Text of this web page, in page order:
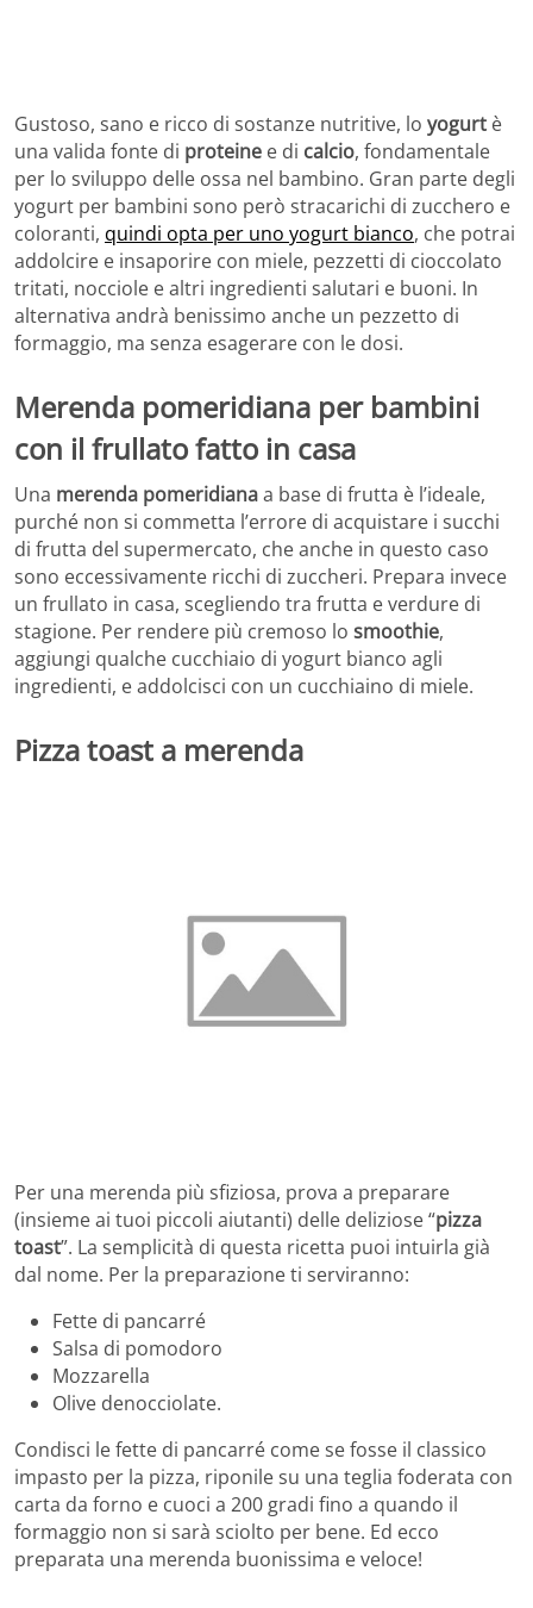
Gustoso, sano e ricco di sostanze nutritive, lo yogurt è
una valida fonte di proteine e di calcio, fondamentale
per lo sviluppo delle ossa nel bambino. Gran parte degli
yogurt per bambini sono però stracarichi di zucchero e
coloranti, quindi opta per uno yogurt bianco, che potrai
addolcire e insaporire con miele, pezzetti di cioccolato
tritati, nocciole e altri ingredienti salutari e buoni. In
alternativa andrà benissimo anche un pezzetto di
formaggio, ma senza esagerare con le dosi.
Merenda pomeridiana per bambini
con il frullato fatto in casa
Una merenda pomeridianaa base di frutta è l’ideale,
purché non si commetta l’errore di acquistare i succhi
di frutta del supermercato, che anche in questo caso
sono eccessivamente ricchi di zuccheri. Prepara invece
un frullato in casa, scegliendo tra frutta e verdure di
stagione. Per rendere più cremoso lo smoothie,
aggiungi qualche cucchiaio di yogurt bianco agli
ingredienti, e addolcisci con un cucchiaino di miele.
Pizza toast a merenda
Per una merenda più sfiziosa, prova a preparare
(insieme ai tuoi piccoli aiutanti) delle deliziose “pizza
toast”. La semplicità di questa ricetta puoi intuirla già
dal nome. Per la preparazione ti serviranno:
Fette di pancarré
Salsa di pomodoro
Mozzarella
Olive denocciolate.
Condisci le fette di pancarré come se fosse il classico
impasto per la pizza, riponile su una teglia foderata con
carta da forno e cuoci a 200 gradi fino a quando il
formaggio non si sarà sciolto per bene. Ed ecco
preparata una merenda buonissima e veloce!